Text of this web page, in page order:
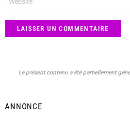
web
Le présent contenu a été partiellement
ANNONCE